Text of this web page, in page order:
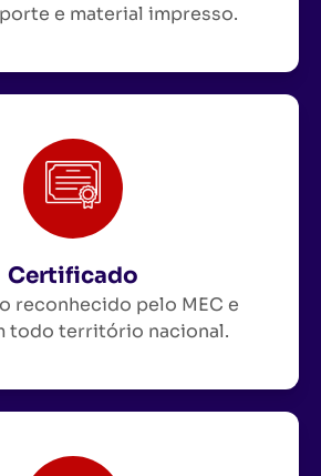
e material impresso.
Certificado
reconhecido pelo MEC e
todo território nacional.